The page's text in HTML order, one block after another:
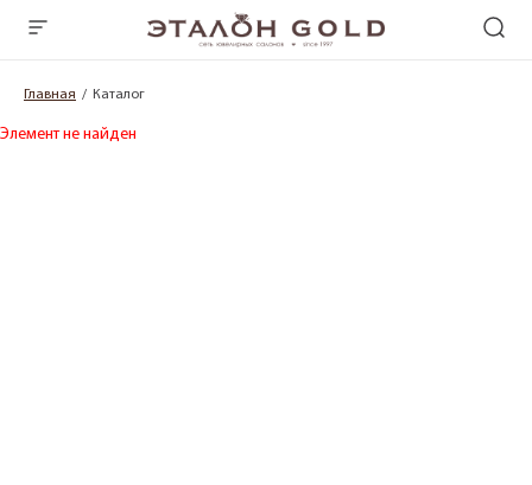
Главная Каталог
Элемент не найден